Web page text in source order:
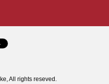
All rights reseved.